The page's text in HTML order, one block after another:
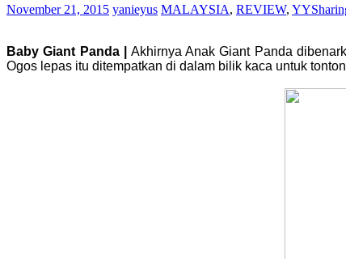
November 21, 2015 yanieyus MALAYSIA, REVIEW,
Baby Giant Panda |
Akhirnya Anak Giant Panda
Ogos lepas itu ditempatkan di dalam bilik kaca untuk